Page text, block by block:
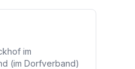
im
(im Dorfverband)